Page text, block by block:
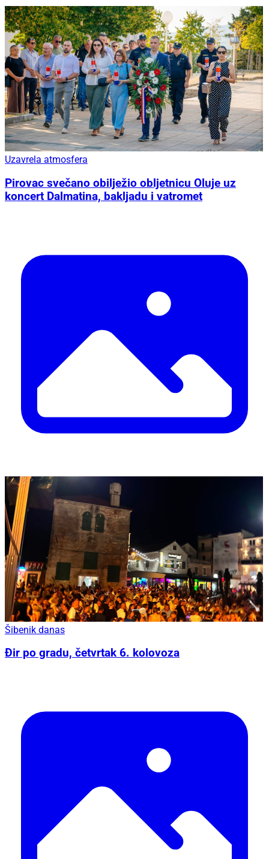
Uzavrela atmosfera
Pirovac svečano obilježio obljetnicu Oluje uz
koncert Dalmatina, bakljadu i vatromet
Šibenik danas
Đir po gradu, četvrtak 6. kolovoza